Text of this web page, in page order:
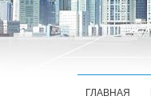
ГЛАВНАЯ